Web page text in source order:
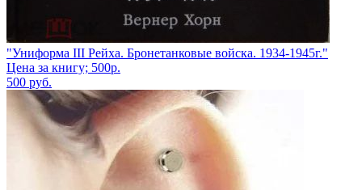
"Униформа III Рейха. Бронетанковые войска. 1934-1945г."
Цена за книгу; 500р.
500 руб.